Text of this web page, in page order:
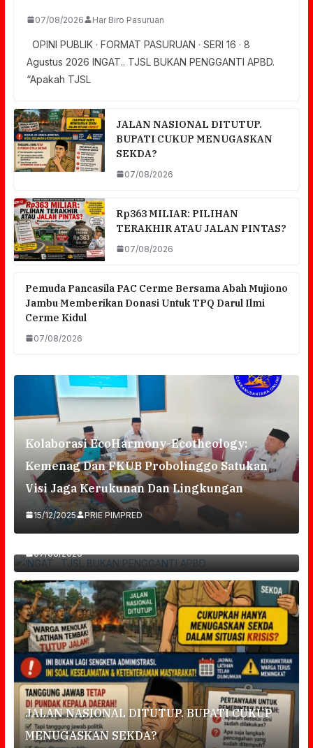
07/08/2026 Har Biro Pasuruan
OPINI PUBLIK · FORMAT PASURUAN · SERI 16 · 8
Agustus 2026 INGAT.. TJSL BUKAN PENGGANTI APBD.
“Apakah TJSL
JALAN NASIONAL DITUTUP.
BUPATI CUKUP MENUGASKAN
SEKDA?
07/08/2026
Rp363 MILIAR: PILIHAN
TERAKHIR ATAU JALAN PINTAS?
07/08/2026
Pemuda Pancasila PAC Cerme Bersama Abah Mujiono
Jambu Memberikan Donasi Untuk TPQ Darul Ilmi
Cerme Kidul
07/08/2026
Kolaborasi EcoHarmony-Ecotheology:
Kemenag Dan FKUB Probolinggo Satukan
Visi Jaga Kerukunan Dan Lingkungan
15/12/2025 PRIE PIMPRED
07/08/2026
JALAN NASIONAL DITUTUP. BUPATI CUKUP
MENUGASKAN SEKDA?